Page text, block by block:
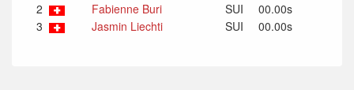
2
Fabienne Buri SUI
00.00s
3
Jasmin Liechti SUI 00.00s